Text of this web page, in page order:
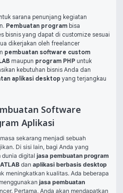
sarana penunjang kegiatan
Pembuatan program bisa
bisnis yang dapat di customize sesuai
dikerjakan oleh freelancer
pembuatan software custom
maupun program PHP untuk
kebutuhan bisnis Anda dan
aplikasi desktop yang terjangkau
Software
Aplikasi
sekarang menjadi sebuah
Di sisi lain, bagi Anda yang
dunia digital jasa pembuatan program
dan aplikasi berbasis desktop
meningkatkan kualitas. Ada beberapa
jasa pembuatan
Pertama, Anda akan mendapatkan